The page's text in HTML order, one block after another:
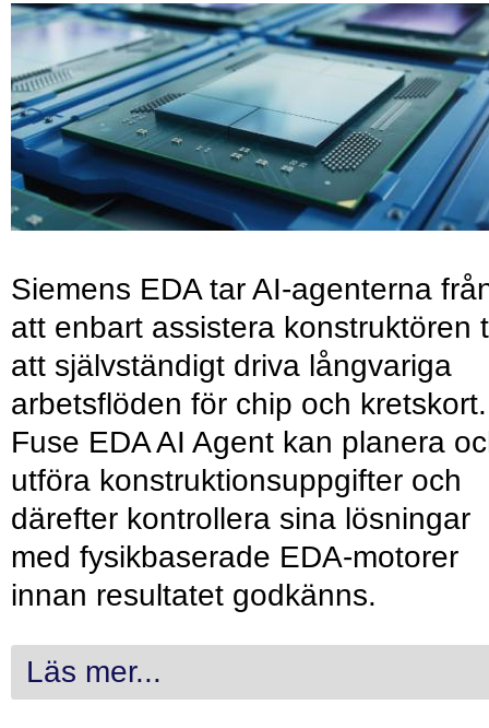
Siemens EDA tar AI-agenterna
att enbart assistera konstruktören
att självständigt driva långvariga
arbetsflöden för chip och kretskort.
Fuse EDA AI Agent kan planera
utföra konstruktionsuppgifter och
därefter kontrollera sina lösningar
med fysikbaserade EDA-motorer
innan resultatet godkänns.
Läs mer...